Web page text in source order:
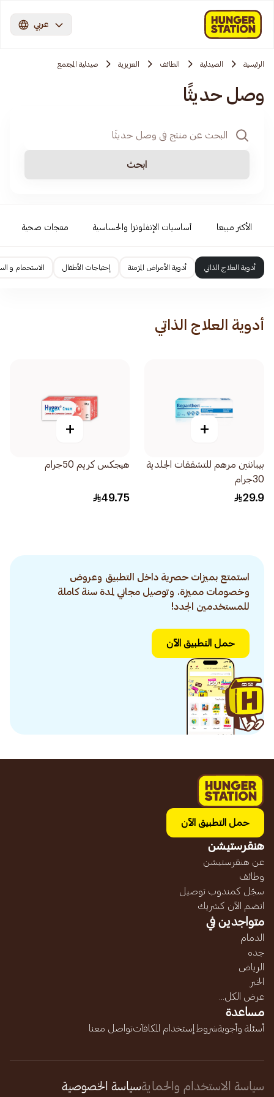
عربي
الرئيسية الصيدلية الطائف العزيزية صيدلية المجتمع
وصل حديثًا
ابحث
الأكثر مبيعا أساسيات الإنفلونزا والحساسية منتجات صحية
أدوية العلاج الذاتي أدوية الأمراض المزمنة إحتياجات الأطفال الاستحمام و
أدوية العلاج الذاتي
+
بيبانثين مرهم للتشققات الجلدية
30جرام
29.9
+
هيجكس كريم 50جرام
49.75
استمتع بميزات حصرية داخل التطبيق وعروض
وخصومات مميزة. وتوصيل مجاني لمدة سنة كاملة
للمستخدمين الجدد!
حمل التطبيق الآن
حمل التطبيق الآن
هنقرستيشن
عن هنقرستيشن
وظائف
سجّل كمندوب توصيل
انضم الآن كشريك
متواجدين في
الدمام
جده
الرياض
الخبر
عرض الكل...
مساعدة
أسئلة وأجوبةشروط إستخدام المكافآتتواصل معنا
سياسة الاستخدام والحمايةسياسة الخصوصية